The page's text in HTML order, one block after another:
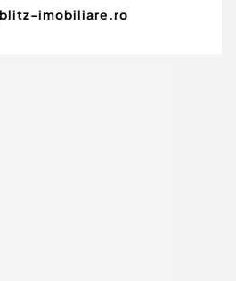
imobiliare.ro